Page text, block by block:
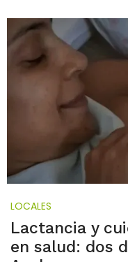
LOCALES
Lactancia y
en salud: dos